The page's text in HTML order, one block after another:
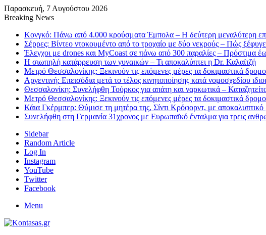
Παρασκευή, 7 Αυγούστου 2026
Breaking News
Κονγκό: Πάνω από 4.000 κρούσματα Έμπολα – Η δεύτερη μεγαλύτερη
Σέρρες: Βίντεο ντοκουμέντο από το τροχαίο με δύο νεκρούς – Πώς
Έλεγχοι με drones και MyCoast σε πάνω από 300 παραλίες – Πρόστιμα
Η σιωπηλή κατάρρευση των γυναικών – Τι αποκαλύπτει η Dr. Καλαϊτζή
Μετρό Θεσσαλονίκης: Ξεκινούν τις επόμενες μέρες τα δοκιμαστικά
Αργεντινή: Επεισόδια μετά το τέλος κινητοποίησης κατά νομοσχεδίου
Θεσσαλονίκη: Συνελήφθη Τούρκος για απάτη και ναρκωτικά –
Μετρό Θεσσαλονίκης: Ξεκινούν τις επόμενες μέρες τα δοκιμαστικά
Κάια Γκέρμπερ: Θύμισε τη μητέρα της, Σίντι Κρόφορντ, με
Συνελήφθη στη Γερμανία 31χρονος με Ευρωπαϊκό ένταλμα για τρεις
Sidebar
Random Article
Log In
Instagram
YouTube
Twitter
Facebook
Menu